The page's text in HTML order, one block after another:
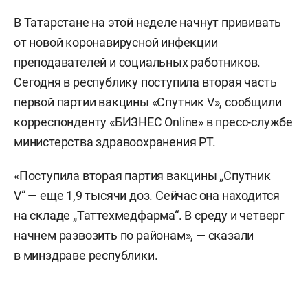
В Татарстане на этой неделе начнут прививать
от новой коронавирусной инфекции
преподавателей и социальных работников.
Сегодня в республику поступила вторая часть
первой партии вакцины «Спутник V», сообщили
корреспонденту «БИЗНЕС Online» в пресс-службе
министерства здравоохранения РТ.
«Поступила вторая партия вакцины „Спутник
V“ — еще 1,9 тысячи доз. Сейчас она находится
на складе „Таттехмедфарма“. В среду и четверг
начнем развозить по районам», — сказали
в минздраве республики.